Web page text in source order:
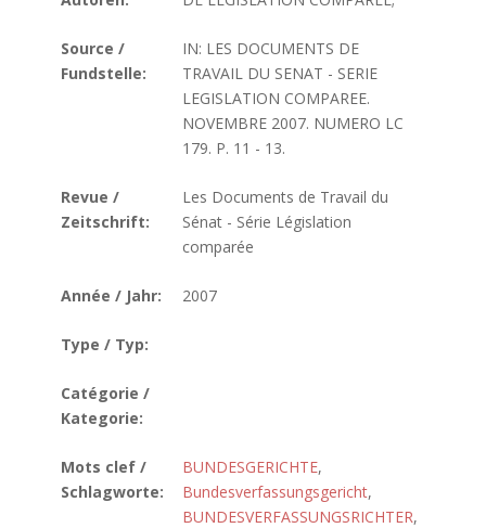
Source /
Fundstelle:
IN: LES DOCUMENTS DE
TRAVAIL DU SENAT - SERIE
LEGISLATION COMPAREE.
NOVEMBRE 2007. NUMERO LC
179. P. 11 - 13.
Revue /
Zeitschrift:
Les Documents de Travail du
Sénat - Série Législation
comparée
Année / Jahr: 2007
Type / Typ:
Catégorie /
Kategorie:
Mots clef /
Schlagworte:
BUNDESGERICHTE,
Bundesverfassungsgericht,
BUNDESVERFASSUNGSRICHTER,